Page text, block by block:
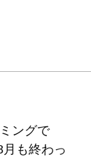
ングで
も終わっ